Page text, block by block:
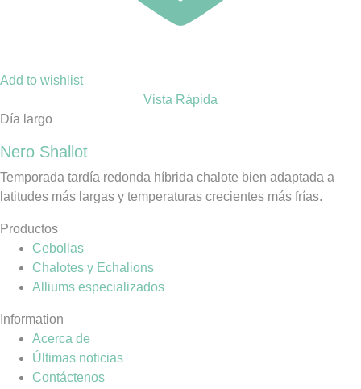
Add to wishlist
Vista Rápida
Día largo
Nero Shallot
Temporada tardía redonda híbrida chalote bien adaptada a
latitudes más largas y temperaturas crecientes más frías.
Productos
Cebollas
Chalotes y Echalions
Alliums especializados
Information
Acerca de
Últimas noticias
Contáctenos